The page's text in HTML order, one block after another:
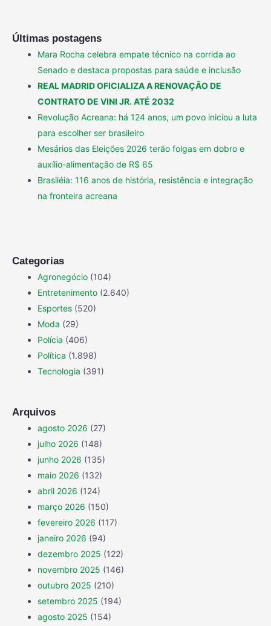
Últimas postagens
Mara Rocha celebra empate técnico na corrida ao
Senado e destaca propostas para saúde e inclusão
REAL MADRID OFICIALIZA A RENOVAÇÃO DE
CONTRATO DE VINI JR. ATÉ 2032
Revolução Acreana: há 124 anos, um povo iniciou a luta
para escolher ser brasileiro
Mesários das Eleições 2026 terão folgas em dobro e
auxílio-alimentação de R$ 65
Brasiléia: 116 anos de história, resistência e integração
na fronteira acreana
Categorias
Agronegócio (104)
Entretenimento (2.640)
Esportes (520)
Moda (29)
Polícia (406)
Política (1.898)
Tecnologia (391)
Arquivos
agosto 2026 (27)
julho 2026 (148)
junho 2026 (135)
maio 2026 (132)
abril 2026 (124)
março 2026 (150)
fevereiro 2026 (117)
janeiro 2026 (94)
dezembro 2025 (122)
novembro 2025 (146)
outubro 2025 (210)
setembro 2025 (194)
agosto 2025 (154)